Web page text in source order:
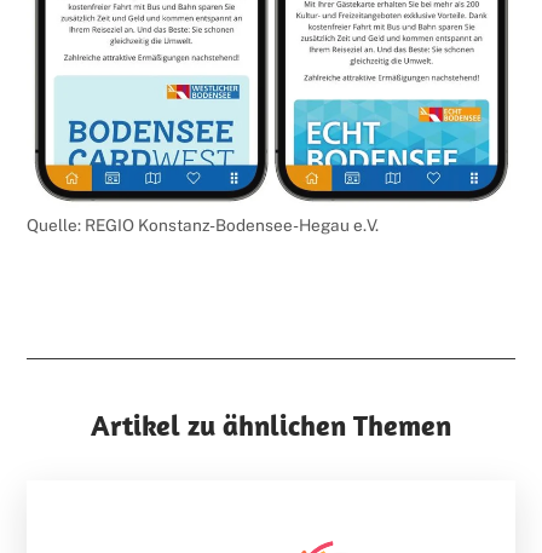
Quelle: REGIO Konstanz-Bodensee-Hegau e.V.
Artikel zu ähnlichen Themen